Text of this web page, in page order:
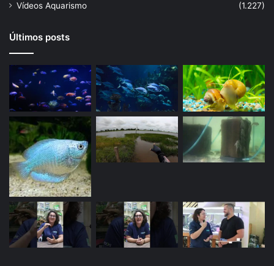
Vídeos Aquarismo
(1.227)
Últimos posts